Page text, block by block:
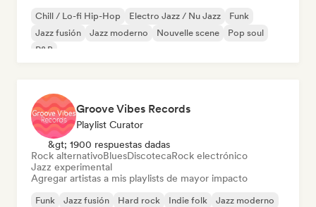
Chill / Lo-fi Hip-Hop Electro Jazz / Nu Jazz
Funk
Jazz fusión
Jazz moderno Nouvelle scene
Pop soul
R&B
Groove Vibes Records
Playlist Curator
&gt; 1900 respuestas dadas
Rock alternativoBluesDiscotecaRock electrónico
Jazz experimental
Agregar artistas a mis playlists de mayor impacto
Funk Jazz fusión Hard rock Indie folk
Jazz moderno